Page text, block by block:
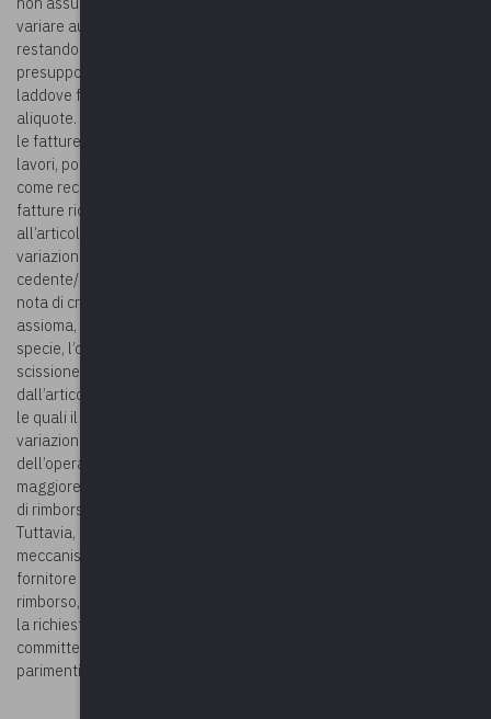
variare autonomamente l’imposta addebitatagli in rivalsa,
restando tale facoltà rimessa al cedente e/o prestatore nel
presupposto che sarebbe quest’ultimo a rispondere dell’errore
laddove fosse in seguito accertata una errata applicazione delle
aliquote. Nel caso di specie, l’Ente istante nel rappresenta che per
le fatture ricevute negli anni 2018-2019, per l’esecuzione di alcuni
lavori, poteva applicarsi l’IVA al 10% anziché al 22%, ha chiesto
come recuperare la maggiore imposta versata con riferimento alle
fatture ricevute per le quali non è più possibile fare ricorso
all’articolo 26 del DPR 633/1972 per l’emissione di note di
variazione. L’Agenzia osserva che spetta al solo
cedente/prestatore la facoltà di avvalersi dello strumento della
nota di credito per rettificare l’IVA erroneamente addebitata. Tale
assioma, peraltro, non è inciso dalla circostanza che, nel caso di
specie, l’operazione è regolata mediante il meccanismo della
scissione dei pagamenti (c.d. split payment), disciplinato
dall’articolo 17-ter del decreto IVA. Con riferimento alle fatture per
le quali il fornitore non ha più facoltà di emettere le note di
variazione, essendo ormai decorso un anno dall’effettuazione
dell’operazione il medesimo, laddove intenda recuperare la
maggiore imposta addebitata per rivalsa, può attivare la procedura
di rimborso di cui all’articolo 30-ter, comma 1, del decreto IVA.
Tuttavia, essendo stata la maggiore imposta versata mediante il
meccanismo dello split payment, l’Agenzia è dell’avviso che il
fornitore debba indicare nell’istanza come beneficiario del
rimborso, se spettante, l’Ente committente. In alternativa, laddove
la richiesta di rimborso sia presentata direttamente dall’Ente
committente, l’istanza andrà sottoscritta anche dal fornitore,
parimenti responsabile di un eventuale rimborso non spettante.